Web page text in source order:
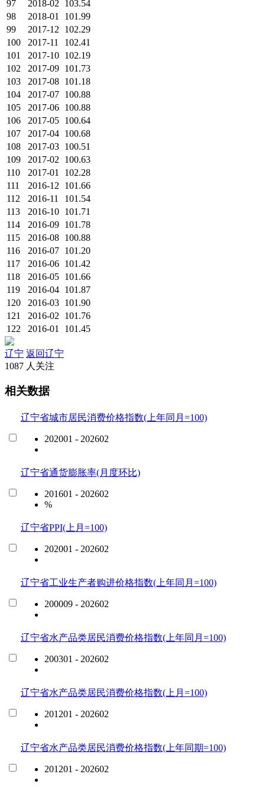
97 2018-02
103.54
98
2018-01
101.99
99
2017-12
102.29
100
2017-11
102.41
101
2017-10 102.19
102
2017-09 101.73
103
2017-08 101.18
104
2017-07 100.88
105
2017-06 100.88
106
2017-05 100.64
107
2017-04 100.68
108
2017-03 100.51
109
2017-02
100.63
110
2017-01
102.28
111
2016-12
101.66
112
2016-11
101.54
113
2016-10 101.71
114
2016-09 101.78
115
2016-08 100.88
116
2016-07 101.20
117
2016-06 101.42
118
2016-05 101.66
119
2016-04 101.87
120
2016-03 101.90
121
2016-02
101.76
122
2016-01 101.45
辽宁 返回辽宁
1087 人关注
相关数据
辽宁省城市居民消费价格指数(上年同月=100)
202001 - 202602
辽宁省通货膨胀率(月度环比)
201601 - 202602
%
辽宁省PPI(上月=100)
202001 - 202602
辽宁省工业生产者购进价格指数(上年同月=100)
200009 - 202602
辽宁省水产品类居民消费价格指数(上年同月=100)
200301 - 202602
辽宁省水产品类居民消费价格指数(上月=100)
201201 - 202602
辽宁省水产品类居民消费价格指数(上年同期=100)
201201 - 202602